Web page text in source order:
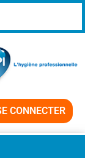
CONNECTER